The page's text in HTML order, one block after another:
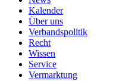
Kalender
Über uns
Verbandspolitik
Recht
Wissen
Service
Vermarktung